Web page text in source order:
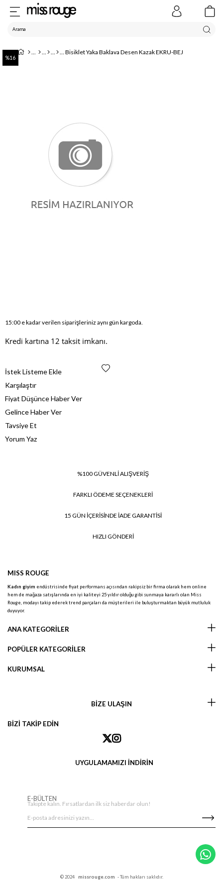
Bisiklet Yaka Baklava Desen Kazak EKRU-BEJ
16
15:00 e kadar verilen siparişleriniz aynı gün kargoda.
Kredi kartına 12 taksit imkanı.
İstek Listeme Ekle
Karşılaştır
Fiyat Düşünce Haber Ver
Gelince Haber Ver
Tavsiye Et
Yorum Yaz
%100 GÜVENLİ ALIŞVERİŞ
FARKLI ÖDEME SEÇENEKLERİ
15 GÜN İÇERİSİNDE İADE GARANTİSİ
HIZLI GÖNDERİ
MISS ROUGE
Kadın giyim endüstrisinde fiyat performans açısından rakipsiz bir firma olarak hem online
hem de mağaza satışlarında en iyi kaliteyi 25 yıldır olduğu gibi sunmaya kararlı olan Miss
Rouge, modayı takip ederek trend parçaları da müşterileri ile buluşturmaktan büyük mutluluk
duyuyor.
ANA KATEGORİLER
POPÜLER KATEGORİLER
KURUMSAL
BİZE ULAŞIN
BİZİ TAKİP EDİN
UYGULAMAMIZI İNDİRİN
E-BÜLTEN
Takipte kalın. Fırsatlardan ilk siz haberdar olun!
© 2024 missrouge.com - Tüm hakları saklıdır.